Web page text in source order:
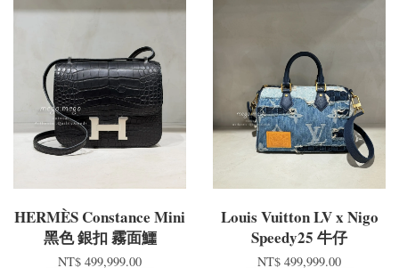
HERMÈS Constance Mini
黑色 銀扣 霧面鱷
NT$ 499,999.00
Louis Vuitton LV x Nigo
Speedy25 牛仔
NT$ 499,999.00